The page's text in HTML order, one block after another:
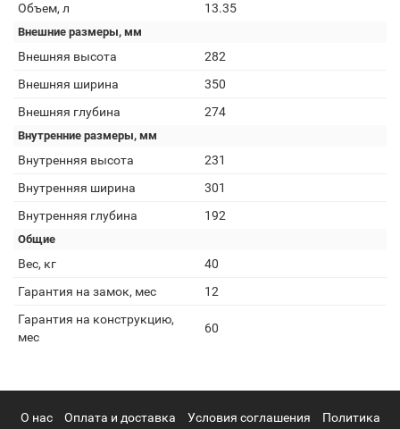
Объем, л 13.35
Внешние размеры, мм
Внешняя высота
282
Внешняя ширина
350
Внешняя глубина
274
Внутренние размеры, мм
Внутренняя высота
231
Внутренняя ширина
301
Внутренняя глубина
192
Общие
Вес, кг
40
Гарантия на замок, мес
12
Гарантия на конструкцию,
мес
60
О нас Оплата и доставка Условия соглашения
Политика